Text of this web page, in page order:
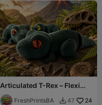
Articulated T-Rex – Flexi
Dinosaur Model
FreshPrintsBA  47 24